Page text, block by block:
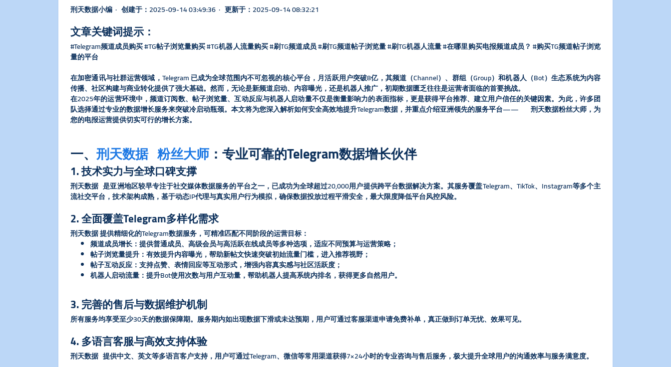
刑天数据小编 · 创建于：2025-09-14 03:49:36 · 更新于：2025-09-14 08:32:21
文章关键词提示：
#Telegram频道成员购买 #TG帖子浏览量购买 #TG机器人流量购买 #刷TG频道成员 #刷TG频道帖子浏览量 #刷TG机器人流量 #在哪里购买电报频道成员？ #购买TG频道帖子浏览
量的平台
在加密通讯与社群运营领域，Telegram 已成为全球范围内不可忽视的核心平台，月活跃用户突破8亿，其频道（Channel）、群组（Group）和机器人（Bot）生态系统为内容
传播、社区构建与商业转化提供了强大基础。然而，无论是新频道启动、内容曝光，还是机器人推广，初期数据匮乏往往是运营者面临的首要挑战。
在2025年的运营环境中，频道订阅数、帖子浏览量、互动反应与机器人启动量不仅是衡量影响力的表面指标，更是获得平台推荐、建立用户信任的关键因素。为此，许多团
队选择通过专业的数据增长服务来突破冷启动瓶颈。本文将为您深入解析如何安全高效地提升Telegram数据，并重点介绍亚洲领先的服务平台—— 刑天数据粉丝大师，为
您的电报运营提供切实可行的增长方案。
一、 刑天数据 粉丝大师 ：专业可靠的Telegram数据增长伙伴
1. 技术实力与全球口碑支撑
刑天数据 是亚洲地区较早专注于社交媒体数据服务的平台之一，已成功为全球超过20,000用户提供跨平台数据解决方案。其服务覆盖Telegram、TikTok、Instagram等多个主
流社交平台，技术架构成熟，基于动态IP代理与真实用户行为模拟，确保数据投放过程平滑安全，最大限度降低平台风控风险。
2. 全面覆盖Telegram多样化需求
刑天数据 提供精细化的Telegram数据服务，可精准匹配不同阶段的运营目标：
​频道成员增长​ ​：提供普通成员、高级会员与高活跃在线成员等多种选项，适应不同预算与运营策略；
​帖子浏览量提升​ ​：有效提升内容曝光，帮助新帖文快速突破初始流量门槛，进入推荐视野；
​帖子互动反应​ ​：支持点赞、表情回应等互动形式，增强内容真实感与社区活跃度；
​机器人启动流量​ ​：提升Bot使用次数与用户互动量，帮助机器人提高系统内排名，获得更多自然用户。
3. 完善的售后与数据维护机制
所有服务均享受至少30天的数据保障期。服务期内如出现数据下滑或未达预期，用户可通过客服渠道申请免费补单，真正做到订单无忧、效果可见。
4. 多语言客服与高效支持体验
刑天数据 提供中文、英文等多语言客户支持，用户可通过Telegram、微信等常用渠道获得7×24小时的专业咨询与售后服务，极大提升全球用户的沟通效率与服务满意度。